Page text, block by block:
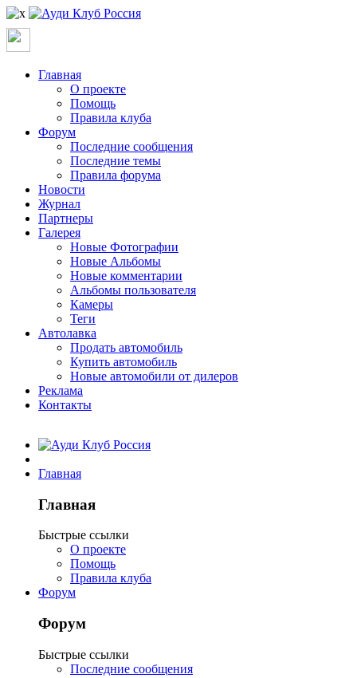
Главная
О проекте
Помощь
Правила клуба
Форум
Последние сообщения
Последние темы
Правила форума
Новости
Журнал
Партнеры
Галерея
Новые Фотографии
Новые Альбомы
Новые комментарии
Альбомы пользователя
Камеры
Теги
Автолавка
Продать автомобиль
Купить автомобиль
Новые автомобили от дилеров
Реклама
Контакты
Главная
Главная
Быстрые ссылки
О проекте
Помощь
Правила клуба
Форум
Форум
Быстрые ссылки
Последние сообщения